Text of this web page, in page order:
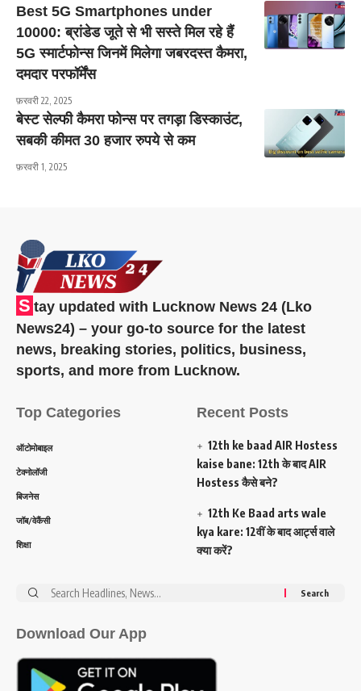
Best 5G Smartphones under
10000: ब्रांडेड जूते से भी सस्ते मिल रहे हैं
5G स्मार्टफोन्स जिनमें मिलेगा जबरदस्त कैमरा,
दमदार परफॉर्मेंस
फ़रवरी 22, 2025
बेस्ट सेल्फी कैमरा फोन्स पर तगड़ा डिस्काउंट,
सबकी कीमत 30 हजार रुपये से कम
फ़रवरी 1, 2025
S tay updated with Lucknow News 24 (Lko
News24) – your go-to source for the latest
news, breaking stories, politics, business,
sports, and more from Lucknow.
Top Categories
ऑटोमोबाइल
टेक्नोलॉजी
बिजनेस
जॉब/वेकैंसी
शिक्षा
Recent Posts
12th ke baad AIR Hostess
kaise bane: 12th के बाद AIR
Hostess कैसे बने?
12th Ke Baad arts wale
kya kare: 12वीं के बाद आर्ट्स वाले
क्या करें?
Search
Download Our App